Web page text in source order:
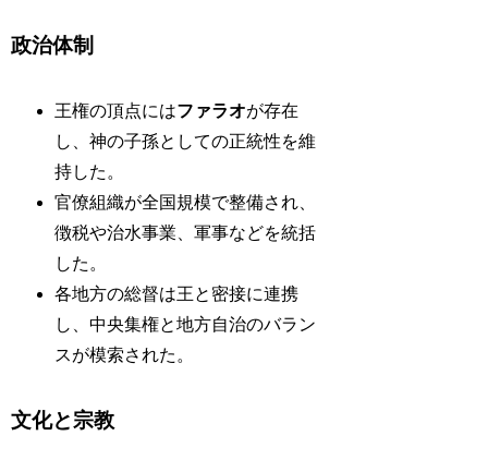
政治体制
王権の頂点にはファラオが存在
し、神の子孫としての正統性を維
持した。
官僚組織が全国規模で整備され、
徴税や治水事業、軍事などを統括
した。
各地方の総督は王と密接に連携
し、中央集権と地方自治のバラン
スが模索された。
文化と宗教